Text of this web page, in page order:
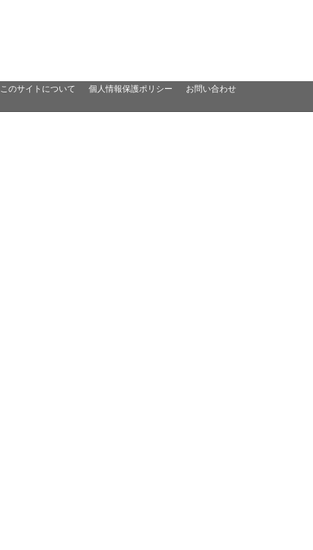
このサイトについて 個人情報保護ポリシー お問い合わせ